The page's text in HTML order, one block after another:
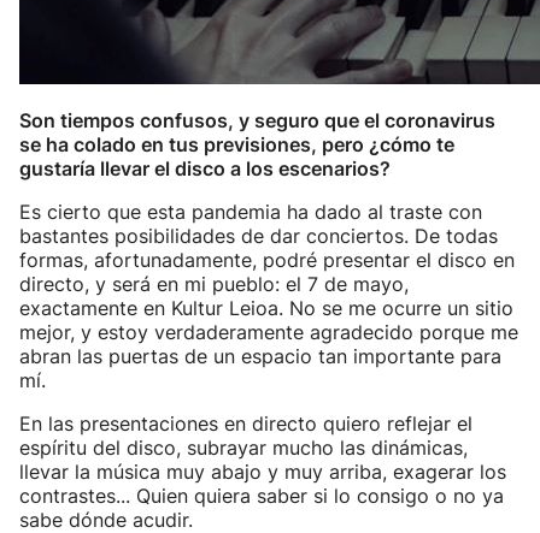
Son tiempos confusos, y seguro que el coronavirus
se ha colado en tus previsiones, pero ¿cómo te
gustaría llevar el disco a los escenarios?
Es cierto que esta pandemia ha dado al traste con
bastantes posibilidades de dar conciertos. De todas
formas, afortunadamente, podré presentar el disco en
directo, y será en mi pueblo: el 7 de mayo,
exactamente en Kultur Leioa. No se me ocurre un sitio
mejor, y estoy verdaderamente agradecido porque me
abran las puertas de un espacio tan importante para
mí.
En las presentaciones en directo quiero reflejar el
espíritu del disco, subrayar mucho las dinámicas,
llevar la música muy abajo y muy arriba, exagerar los
contrastes... Quien quiera saber si lo consigo o no ya
sabe dónde acudir.